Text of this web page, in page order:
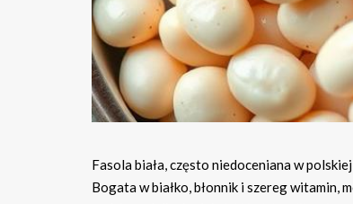
Fasola biała, często niedoceniana w
Bogata w białko, błonnik i szereg witamin,